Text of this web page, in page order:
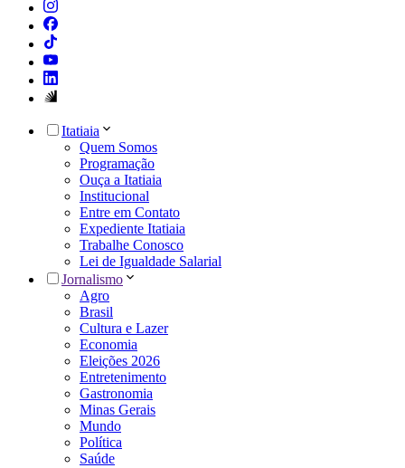
Itatiaia
Quem Somos
Programação
Ouça a Itatiaia
Institucional
Entre em Contato
Expediente Itatiaia
Trabalhe Conosco
Lei de Igualdade Salarial
Jornalismo
Agro
Brasil
Cultura e Lazer
Economia
Eleições 2026
Entretenimento
Gastronomia
Minas Gerais
Mundo
Política
Saúde